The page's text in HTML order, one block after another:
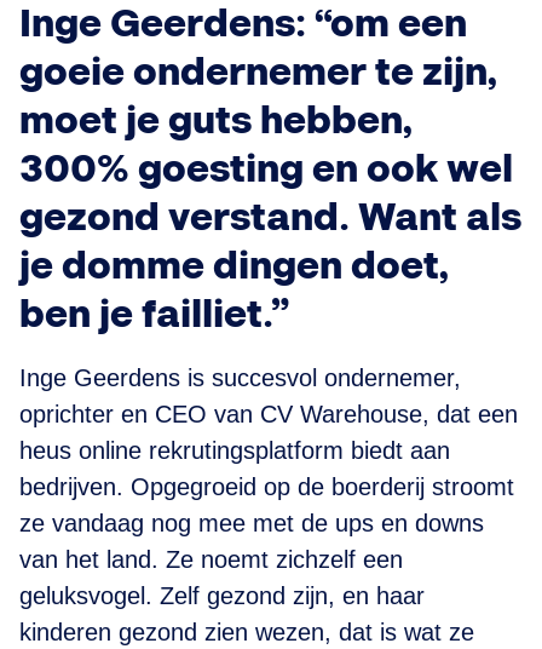
Inge Geerdens: “om een
goeie ondernemer te zijn,
moet je guts hebben,
300% goesting en ook wel
gezond verstand. Want als
je domme dingen doet,
ben je failliet.”
Inge Geerdens is succesvol ondernemer,
oprichter en CEO van CV Warehouse, dat een
heus online rekrutingsplatform biedt aan
bedrijven. Opgegroeid op de boerderij stroomt
ze vandaag nog mee met de ups en downs
van het land. Ze noemt zichzelf een
geluksvogel. Zelf gezond zijn, en haar
kinderen gezond zien wezen, dat is wat ze